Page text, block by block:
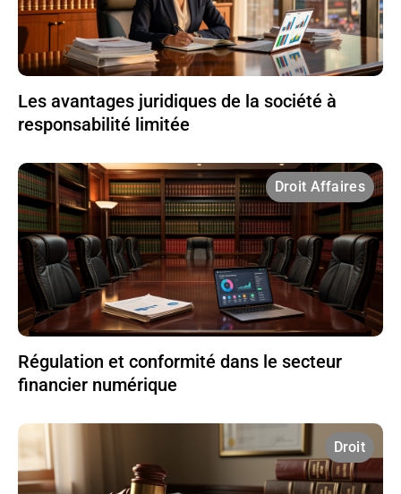
Les avantages juridiques de la société à
responsabilité limitée
Droit Affaires
Régulation et conformité dans le secteur
financier numérique
Droit